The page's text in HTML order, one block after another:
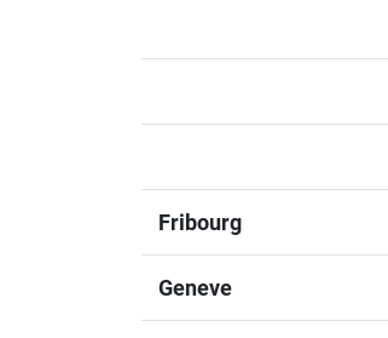
Fribourg
Geneve